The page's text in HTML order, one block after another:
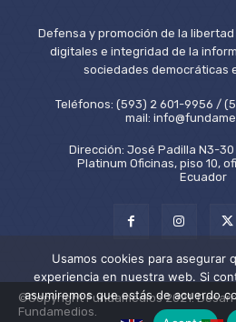
Defensa y promoción de la
digitales e integridad de la
sociedades democráticas
Teléfonos: (593) 2 601-9956 /
mail:
Dirección: José Padilla N3-
Platinum Oficinas, piso 10,
Ecuador
©Copyright Fundamedios 2021.
Fundamedios.
Usamos cookies para asegurar
experiencia en nuestra web. Si
asumiremos que estás de acuerdo